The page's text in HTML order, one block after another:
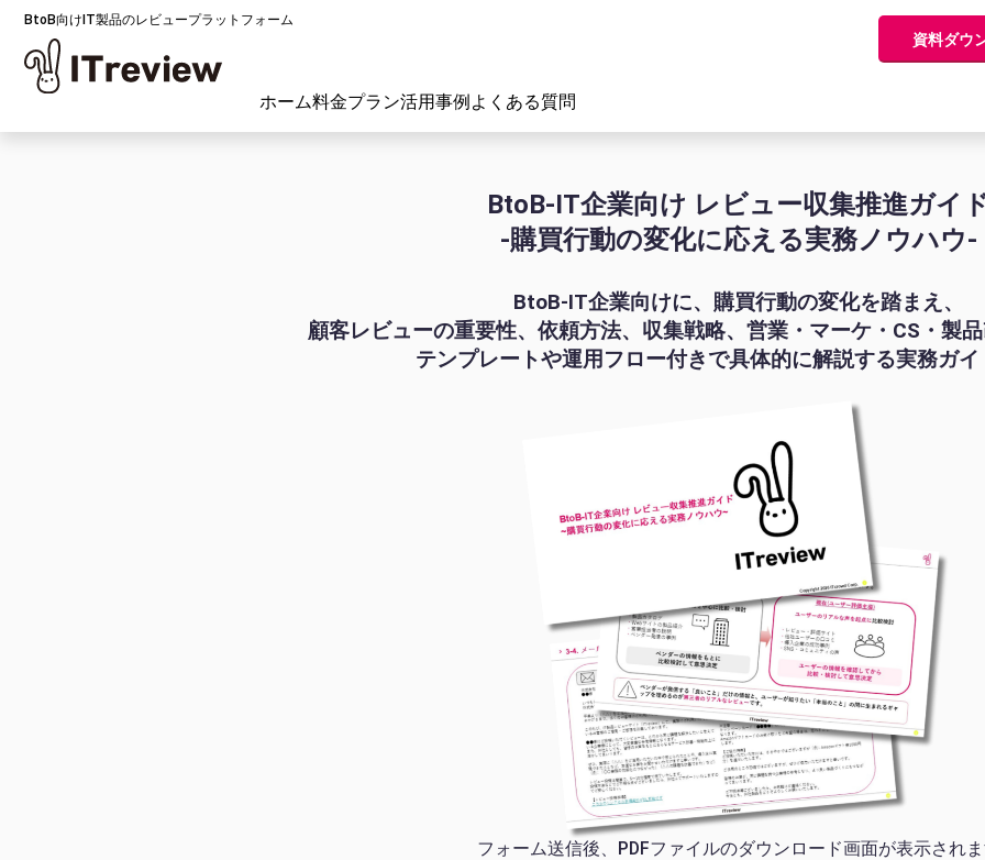
BtoB向けIT製品のレビュープラットフォーム
資料ダウ
ホーム料金プラン活用事例よくある質問
BtoB-IT企業向け レビュー収集推進ガイ
-購買行動の変化に応える実務ノウハウ-
BtoB-IT企業向けに、購買行動の変化を踏まえ、
顧客レビューの重要性、依頼方法、収集戦略、営業・マーケ・CS・製
テンプレートや運用フロー付きで具体的に解説する実務ガイ
フォーム送信後、PDFファイルのダウンロード画面が表示され